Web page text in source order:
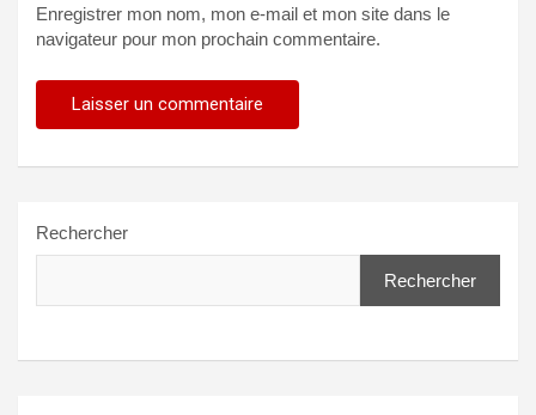
Enregistrer mon nom, mon e-mail et mon site dans le
navigateur pour mon prochain commentaire.
Rechercher
Rechercher